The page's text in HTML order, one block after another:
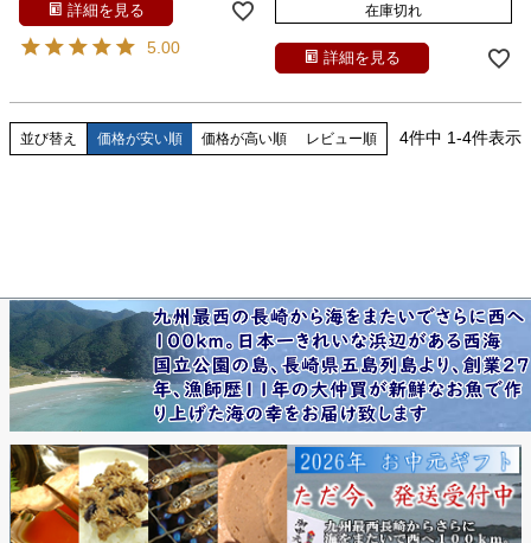
詳細を見る
5.00
在庫切れ
詳細を見る
並び替え 価格が安い順 価格が高い順 レビュー順 4件中 1-4件表示